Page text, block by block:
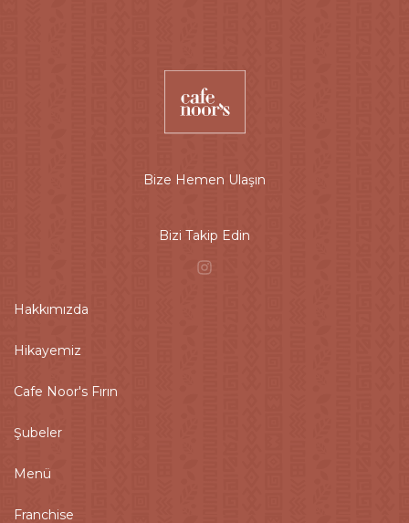
Bize Hemen Ulaşın
Bizi Takip Edin
Hakkımızda
Hikayemiz
Cafe Noor's Fırın
Şubeler
Menü
Franchise